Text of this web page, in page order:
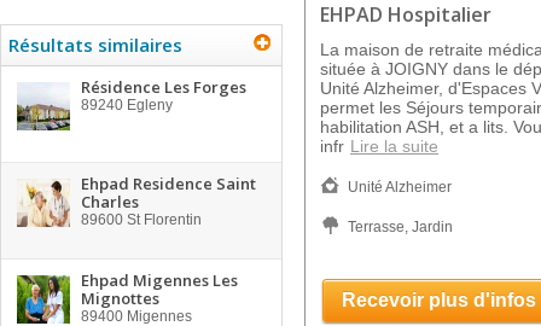
Résultats similaires
Résidence Les Forges
89240 Egleny
Ehpad Residence Saint
Charles
89600 St Florentin
Ehpad Migennes Les
Mignottes
89400 Migennes
EHPAD Hospitalier
La maison de retraite
située à JOIGNY dans le
Unité Alzheimer, d'Espaces
permet les Séjours
habilitation ASH, et a lits.
infr Lire la suite
Unité Alzheimer
Terrasse, Jardin
Recevoir plus d'infos